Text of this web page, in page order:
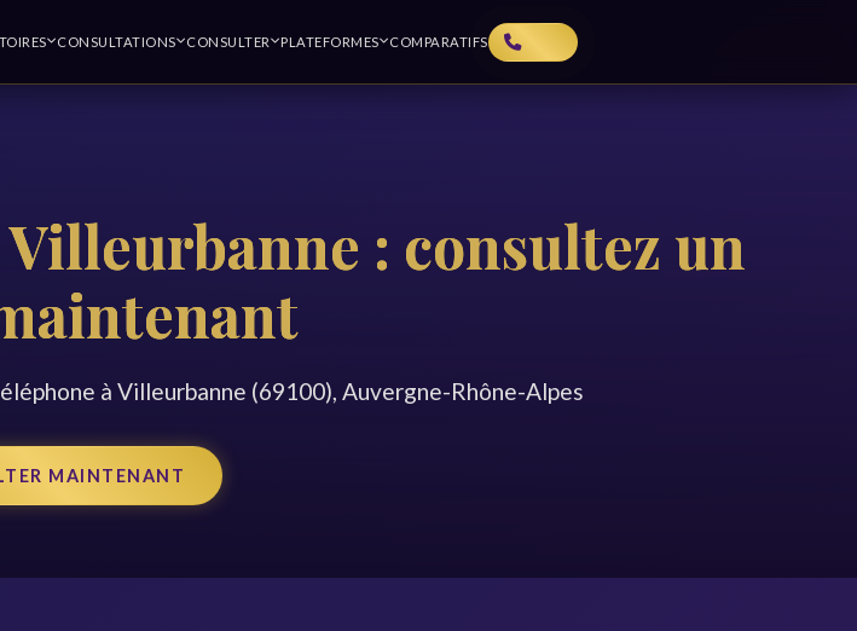
CONSULTATIONS CONSULTER PLATEFORMES COMPARATIFS
: consultez un
à Villeurbanne (69100), Auvergne-Rhône-Alpes
MAINTENANT